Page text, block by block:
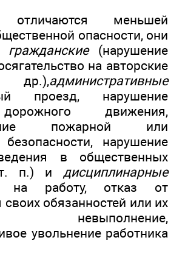
меньшей
опасности, они
гражданские(нарушение
на авторские
др.),административные
проезд, нарушение
движения,
пожарной или
безопасности, нарушение
в общественных
п.) и дисциплинарные
на работу, отказ от
обязанностей или их
невыполнение,
увольнение работника